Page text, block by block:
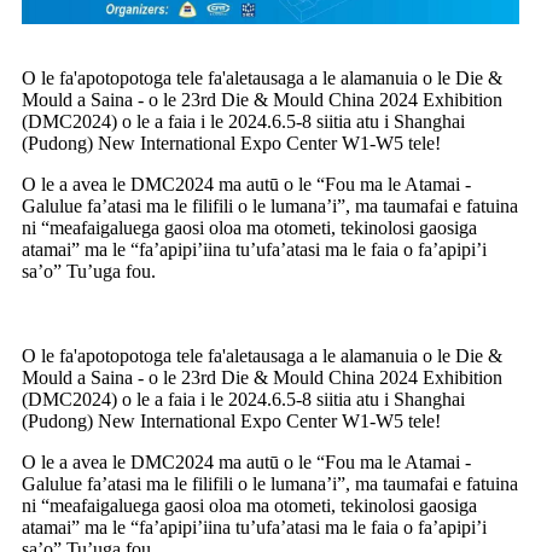
O le fa'apotopotoga tele fa'aletausaga a le alamanuia o le Die &
Mould a Saina - o le 23rd Die & Mould China 2024 Exhibition
(DMC2024) o le a faia i le 2024.6.5-8 siitia atu i Shanghai
(Pudong) New International Expo Center W1-W5 tele!
O le a avea le DMC2024 ma autū o le “Fou ma le Atamai -
Galulue fa’atasi ma le filifili o le lumana’i”, ma taumafai e fatuina
ni “meafaigaluega gaosi oloa ma otometi, tekinolosi gaosiga
atamai” ma le “fa’apipi’iina tu’ufa’atasi ma le faia o fa’apipi’i
sa’o” Tu’uga fou.
O le fa'apotopotoga tele fa'aletausaga a le alamanuia o le Die &
Mould a Saina - o le 23rd Die & Mould China 2024 Exhibition
(DMC2024) o le a faia i le 2024.6.5-8 siitia atu i Shanghai
(Pudong) New International Expo Center W1-W5 tele!
O le a avea le DMC2024 ma autū o le “Fou ma le Atamai -
Galulue fa’atasi ma le filifili o le lumana’i”, ma taumafai e fatuina
ni “meafaigaluega gaosi oloa ma otometi, tekinolosi gaosiga
atamai” ma le “fa’apipi’iina tu’ufa’atasi ma le faia o fa’apipi’i